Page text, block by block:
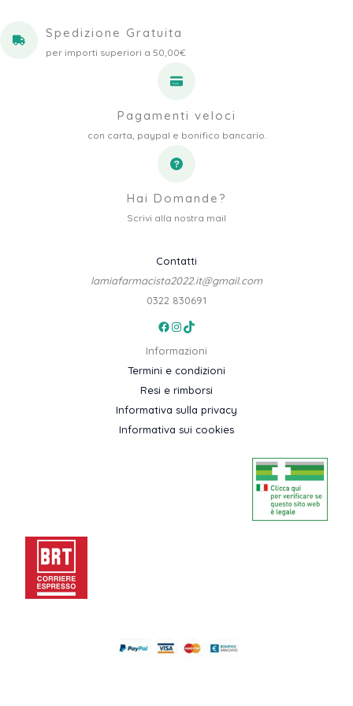
Spedizione Gratuita
per importi superiori a 50,00€
Pagamenti veloci
con carta, paypal e bonifico bancario.
Hai Domande?
Scrivi alla nostra mail
Contatti
lamiafarmacista2022.it@gmail.com
0322 830691
Facebook
Instagram
TikTok
Informazioni
Termini e condizioni
Resi e rimborsi
Informativa sulla privacy
Informativa sui cookies